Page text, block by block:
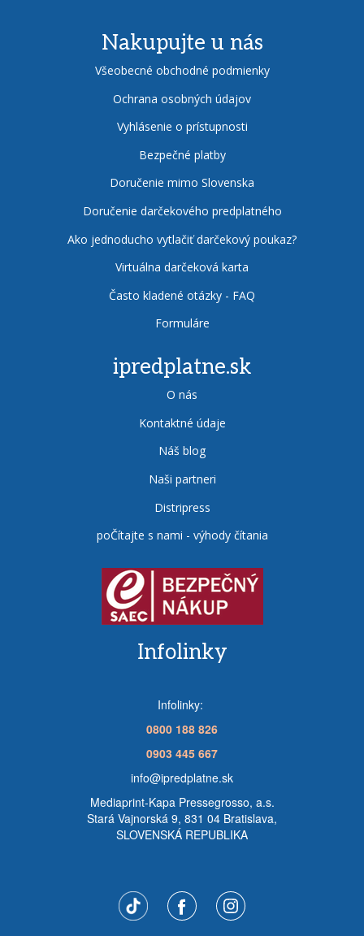
Nakupujte u nás
Všeobecné obchodné podmienky
Ochrana osobných údajov
Vyhlásenie o prístupnosti
Bezpečné platby
Doručenie mimo Slovenska
Doručenie darčekového predplatného
Ako jednoducho vytlačiť darčekový poukaz?
Virtuálna darčeková karta
Často kladené otázky - FAQ
Formuláre
ipredplatne.sk
O nás
Kontaktné údaje
Náš blog
Naši partneri
Distripress
poČítajte s nami - výhody čítania
Infolinky
Infolinky:
0800 188 826
0903 445 667
info@ipredplatne.sk
Mediaprint-Kapa Pressegrosso, a.s.
Stará Vajnorská 9, 831 04 Bratislava,
SLOVENSKÁ REPUBLIKA